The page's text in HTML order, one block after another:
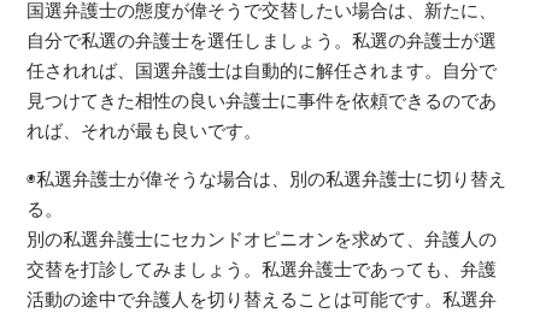
国選弁護士の態度が偉そうで交替したい場合は、新たに、
自分で私選の弁護士を選任しましょう。私選の弁護士が選
任されれば、国選弁護士は自動的に解任されます。自分で
見つけてきた相性の良い弁護士に事件を依頼できるのであ
れば、それが最も良いです。
◉私選弁護士が偉そうな場合は、別の私選弁護士に切り替え
る。
別の私選弁護士にセカンドオピニオンを求めて、弁護人の
交替を打診してみましょう。私選弁護士であっても、弁護
活動の途中で弁護人を切り替えることは可能です。私選弁